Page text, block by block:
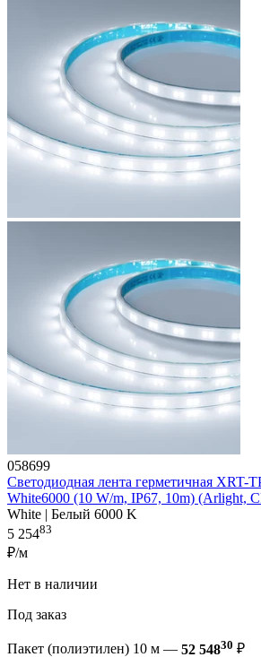
058699
Светодиодная лента герметичная XRT-
White6000 (10 W/m, IP67, 10m) (Arlight,
White | Белый 6000 K
5 25483
₽/м
Нет в наличии
Под заказ
Пакет (полиэтилен) 10 м — 52 54830 ₽